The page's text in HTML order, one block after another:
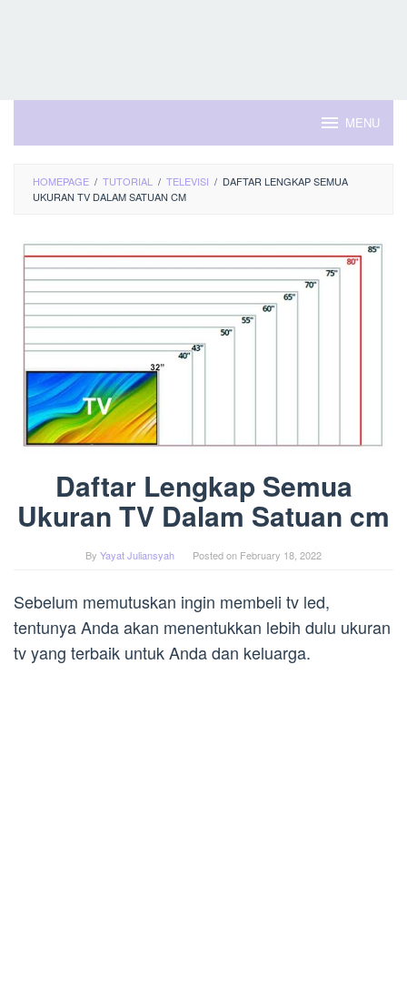
MENU
HOMEPAGE / TUTORIAL / TELEVISI / DAFTAR LENGKAP SEMUA
UKURAN TV DALAM SATUAN CM
Daftar Lengkap Semua
Ukuran TV Dalam Satuan cm
By Yayat Juliansyah Posted on February 18, 2022
Sebelum memutuskan ingin membeli tv led,
tentunya Anda akan menentukkan lebih dulu ukuran
tv yang terbaik untuk Anda dan keluarga.